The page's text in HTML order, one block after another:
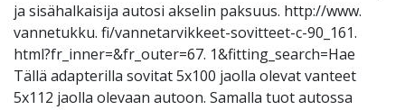
ja sisähalkaisija autosi akselin paksuus. http://www.
vannetukku. fi/vannetarvikkeet-sovitteet-c-90_161.
html?fr_inner=&fr_outer=67. 1&fitting_search=Hae
Tällä adapterilla sovitat 5x100 jaolla olevat vanteet
5x112 jaolla olevaan autoon. Samalla tuot autossa